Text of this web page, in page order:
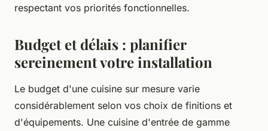
respectant vos priorités fonctionnelles.
Budget et délais : planifier
sereinement votre installation
Le budget d'une cuisine sur mesure varie
considérablement selon vos choix de finitions et
d'équipements. Une cuisine d'entrée de gamme